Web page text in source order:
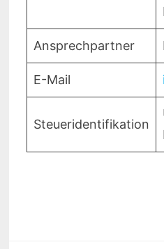
Ansprechpartner
E-Mail
Steueridentifikation